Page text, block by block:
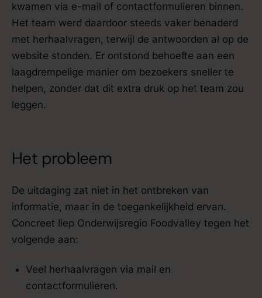
kwamen via e-mail of contactformulieren binnen.
Het team werd daardoor steeds vaker benaderd
met herhaalvragen, terwijl de antwoorden al op de
website stonden. Er ontstond behoefte aan een
laagdrempelige manier om bezoekers sneller te
helpen, zonder dat dit extra druk op het team zou
leggen.
Het probleem
De uitdaging zat niet in het ontbreken van
informatie, maar in de toegankelijkheid ervan.
Concreet liep Onderwijsregio Foodvalley tegen het
volgende aan:
Veel herhaalvragen via mail en
contactformulieren.